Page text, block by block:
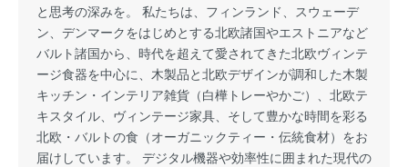
と思考の深みを。 私たちは、フィンランド、スウェーデ
ン、デンマークをはじめとする北欧諸国やエストニアなど
バルト諸国から、時代を超えて愛されてきた北欧ヴィンテ
ージ食器を中心に、木製品と北欧デザインが調和した木製
キッチン・インテリア雑貨（白樺トレーやかご）、北欧テ
キスタイル、ヴィンテージ家具、そして豊かな時間を彩る
北欧・バルトの食（オーガニックティー・伝統食材）をお
届けしています。 デジタル機器や効率性に囲まれた現代の